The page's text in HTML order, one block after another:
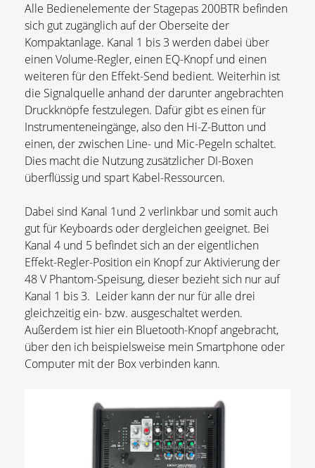
Alle Bedienelemente der Stagepas 200BTR befinden
sich gut zugänglich auf der Oberseite der
Kompaktanlage. Kanal 1 bis 3 werden dabei über
einen Volume-Regler, einen EQ-Knopf und einen
weiteren für den Effekt-Send bedient. Weiterhin ist
die Signalquelle anhand der darunter angebrachten
Druckknöpfe festzulegen. Dafür gibt es einen für
Instrumenteneingänge, also den Hi-Z-Button und
einen, der zwischen Line- und Mic-Pegeln schaltet.
Dies macht die Nutzung zusätzlicher DI-Boxen
überflüssig und spart Kabel-Ressourcen.
Dabei sind Kanal 1und 2 verlinkbar und somit auch
gut für Keyboards oder dergleichen geeignet. Bei
Kanal 4 und 5 befindet sich an der eigentlichen
Effekt-Regler-Position ein Knopf zur Aktivierung der
48 V Phantom-Speisung, dieser bezieht sich nur auf
Kanal 1 bis 3. Leider kann der nur für alle drei
gleichzeitig ein- bzw. ausgeschaltet werden.
Außerdem ist hier ein Bluetooth-Knopf angebracht,
über den ich beispielsweise mein Smartphone oder
Computer mit der Box verbinden kann.